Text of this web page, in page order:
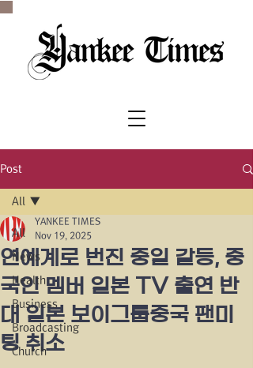
Post
All
News
Health
Business
Broadcasting
Church
All
연예계로 번진 중일 갈등, 중
국인 멤버 일본 TV 출연 반
대 일본 보이그룹중국 팬미
팅 취소
YANKEE TIMES
Nov 19, 2025